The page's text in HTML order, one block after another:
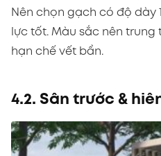
Nên chọn gạch có độ dày
lực tốt. Màu sắc nên trung
hạn chế vết bẩn.
4.2. Sân trước &